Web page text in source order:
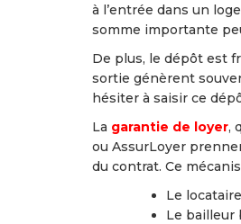
à l’entrée dans un
somme importante
De plus, le dépôt est
sortie génèrent
hésiter à saisir ce
La garantie de loyer,
ou AssurLoyer
du contrat. Ce
Le
Le bailleur